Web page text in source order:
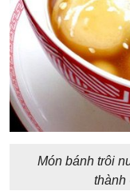
Món bánh trôi
thành